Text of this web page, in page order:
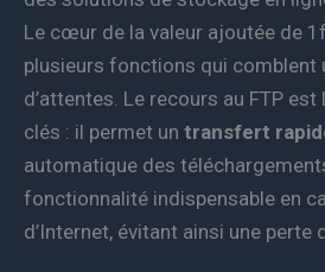
Le cœur de la valeur ajoutée de
plusieurs fonctions qui comblent
d’attentes. Le recours au FTP est
clés : il permet un transfert
automatique des
fonctionnalité indispensable en
d’Internet, évitant ainsi une perte